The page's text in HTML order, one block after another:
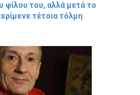
φίλου του, αλλά μετά το
τέτοια τόλμη